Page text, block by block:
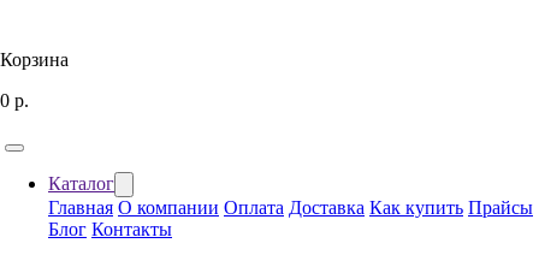
Корзина
0 р.
Каталог
Главная О компании Оплата Доставка Как купить Прайсы
Блог Контакты